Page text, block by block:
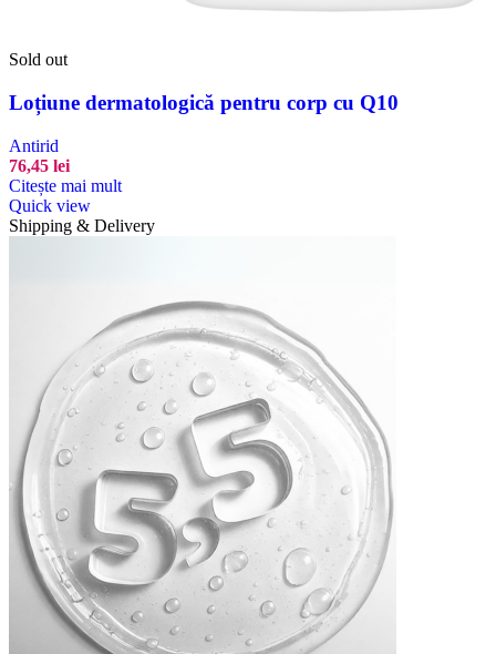
Sold out
Loțiune dermatologică pentru corp cu Q10
Antirid
76,45 lei
Citește mai mult
Quick view
Shipping & Delivery